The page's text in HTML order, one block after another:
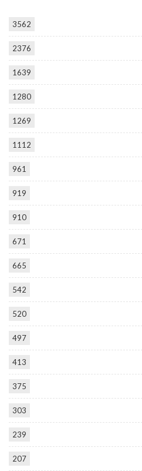
3562
2376
1639
1280
1269
1112
961
919
910
671
665
542
520
497
413
375
303
239
207